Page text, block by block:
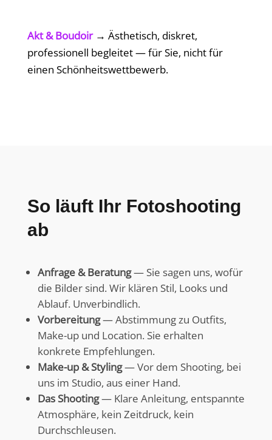
Akt & Boudoir→ Ästhetisch, diskret,
professionell begleitet — für Sie, nicht für
einen Schönheitswettbewerb.
So läuft Ihr Fotoshooting
ab
Anfrage & Beratung— Sie sagen uns, wofür
die Bilder sind. Wir klären Stil, Looks und
Ablauf. Unverbindlich.
Vorbereitung— Abstimmung zu Outfits,
Make-up und Location. Sie erhalten
konkrete Empfehlungen.
Make-up & Styling— Vor dem Shooting, bei
uns im Studio, aus einer Hand.
Das Shooting— Klare Anleitung, entspannte
Atmosphäre, kein Zeitdruck, kein
Durchschleusen.